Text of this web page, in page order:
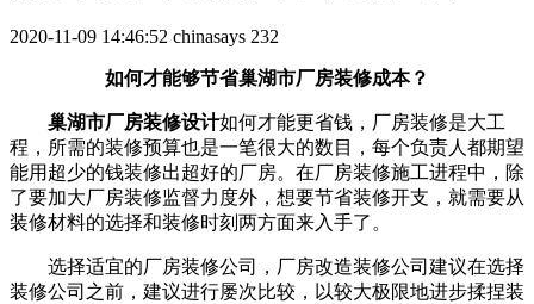
2020-11-09 14:46:52 chinasays 232
如何才能够节省巢湖市厂房装修成本？
巢湖市厂房装修设计如何才能更省钱，厂房装修是大工
程，所需的装修预算也是一笔很大的数目，每个负责人都期望
能用超少的钱装修出超好的厂房。在厂房装修施工进程中，除
了要加大厂房装修监督力度外，想要节省装修开支，就需要从
装修材料的选择和装修时刻两方面来入手了。
选择适宜的厂房装修公司，厂房改造装修公司建议在选择
装修公司之前，建议进行屡次比较，以较大极限地进步揉捏装